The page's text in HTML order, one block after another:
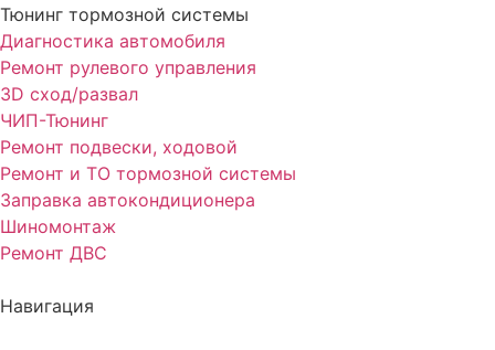
Тюнинг тормозной системы
Диагностика автомобиля
Ремонт рулевого управления
3D сход/развал
ЧИП-Тюнинг
Ремонт подвески, ходовой
Ремонт и ТО тормозной системы
Заправка автокондиционера
Шиномонтаж
Ремонт ДВС
Навигация